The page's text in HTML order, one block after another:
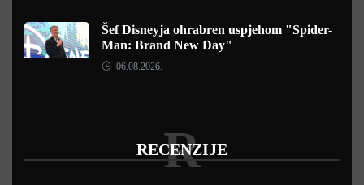
Šef Disneyja ohrabren uspjehom "Spider-
Man: Brand New Day"
06.08.2026.
RECENZIJE
R